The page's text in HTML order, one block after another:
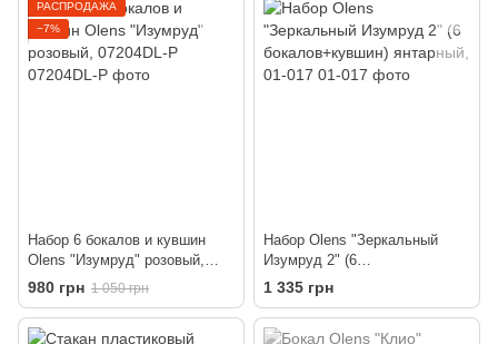
РАСПРОДАЖА
−7%
Набор 6 бокалов и кувшин
Olens "Изумруд" розовый,
07204DL-P
980 грн 1 050 грн
Набор Olens "Зеркальный
Изумруд 2" (6
бокалов+кувшин) янтарный,
1 335 грн